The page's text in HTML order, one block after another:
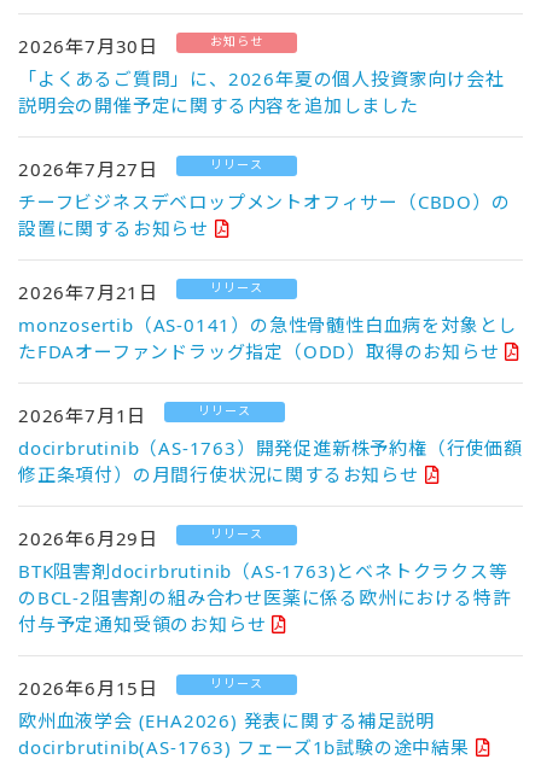
2026年7月30日 お知らせ
「よくあるご質問」に、2026年夏の個人投資家向け会社
説明会の開催予定に関する内容を追加しました
2026年7月27日 リリース
チーフビジネスデベロップメントオフィサー（CBDO）の
設置に関するお知らせ
2026年7月21日 リリース
monzosertib（AS-0141）の急性骨髄性白血病を対象とし
たFDAオーファンドラッグ指定（ODD）取得のお知らせ
2026年7月1日 リリース
docirbrutinib（AS-1763）開発促進新株予約権（行使価額
修正条項付）の月間行使状況に関するお知らせ
2026年6月29日 リリース
BTK阻害剤docirbrutinib（AS-1763)とベネトクラクス等
のBCL-2阻害剤の組み合わせ医薬に係る欧州における特許
付与予定通知受領のお知らせ
2026年6月15日 リリース
欧州血液学会 (EHA2026) 発表に関する補足説明
docirbrutinib(AS-1763) フェーズ1b試験の途中結果